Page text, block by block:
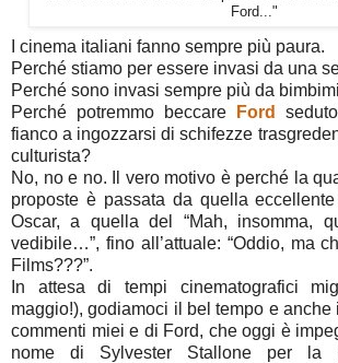
Ford..."
I cinema italiani fanno sempre più paura.
Perché stiamo per essere invasi da una
Perché sono invasi sempre più da
Perché potremmo beccare
Ford
fianco a ingozzarsi di schifezze
culturista?
No, no e no. Il vero motivo è perché la
proposte è passata da quella
Oscar, a quella del “Mah, insomma,
vedibile…”, fino all’attuale: “Oddio, ma
Films???”.
In attesa di tempi cinematografici
maggio!), godiamoci il bel tempo e anche
commenti miei e di Ford, che oggi è
nome di Sylvester Stallone per la